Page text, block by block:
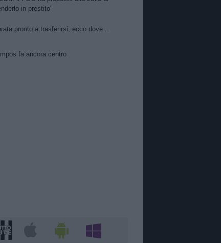
in prestito"
pronto a trasferirsi, ecco dove...
fa ancora centro